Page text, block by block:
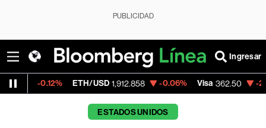
PUBLICIDAD
Ingresar
ETH/USD 1,912.858 -0.06% Visa 362.50 -2.15%
ESTADOS UNIDOS